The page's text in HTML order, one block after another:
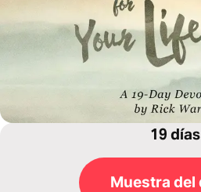
19 días
Muestra del